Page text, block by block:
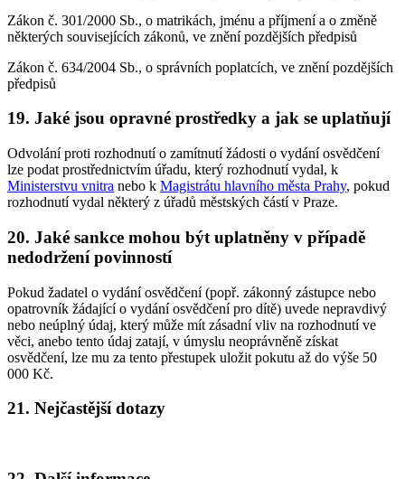
Zákon č. 301/2000 Sb., o matrikách, jménu a příjmení a o změně
některých souvisejících zákonů, ve znění pozdějších předpisů
Zákon č. 634/2004 Sb., o správních poplatcích, ve znění pozdějších
předpisů
19. Jaké jsou opravné prostředky a jak se uplatňují
Odvolání proti rozhodnutí o zamítnutí žádosti o vydání osvědčení
lze podat prostřednictvím úřadu, který rozhodnutí vydal, k
Ministerstvu vnitra nebo k Magistrátu hlavního města Prahy, pokud
rozhodnutí vydal některý z úřadů městských částí v Praze.
20. Jaké sankce mohou být uplatněny v případě
nedodržení povinností
Pokud žadatel o vydání osvědčení (popř. zákonný zástupce nebo
opatrovník žádající o vydání osvědčení pro dítě) uvede nepravdivý
nebo neúplný údaj, který může mít zásadní vliv na rozhodnutí ve
věci, anebo tento údaj zatají, v úmyslu neoprávněně získat
osvědčení, lze mu za tento přestupek uložit pokutu až do výše 50
000 Kč.
21. Nejčastější dotazy